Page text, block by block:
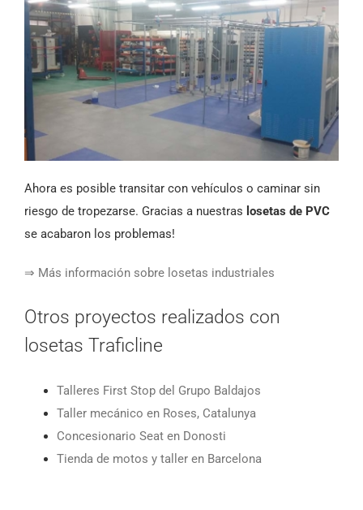
Ahora es posible transitar con vehículos o caminar sin
riesgo de tropezarse. Gracias a nuestras losetas de PVC
se acabaron los problemas!
⇒ Más información sobre losetas industriales
Otros proyectos realizados con
losetas Traficline
Talleres First Stop del Grupo Baldajos
Taller mecánico en Roses, Catalunya
Concesionario Seat en Donosti
Tienda de motos y taller en Barcelona